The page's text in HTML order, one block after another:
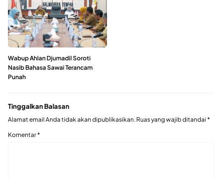
Wabup Ahlan Djumadil Soroti
Nasib Bahasa Sawai Terancam
Punah
Tinggalkan Balasan
Alamat email Anda tidak akan dipublikasikan. Ruas yang wajib ditandai *
Komentar*